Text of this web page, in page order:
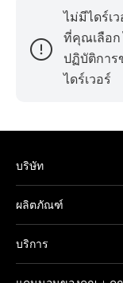
ไม่มีไดร์เ
ที่คุณเลือก
ปฏิบัติการ
ไดร์เวอร์
บริษัท
ผลิตภัณฑ์
บริการ